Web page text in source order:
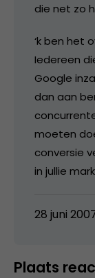
die net zo
‘k ben het
Iedereen
Google
dan aan
moeten
conversie
in jullie
28 juni
Plaats